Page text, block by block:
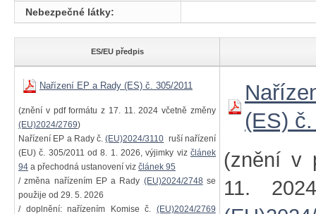
Nebezpečné látky:
ES/EU předpis
Nařízení EP a Rady (ES) č. 305/2011
(znění v pdf formátu z 17. 11. 2024 včetně změny
(EU)2024/2769)
Nařízení EP a Rady č.(EU)2024/3110 ruší nařízení
(EU) č. 305/2011 od 8. 1. 2026, výjimky viz článek
94 a přechodná ustanovení viz článek 95
/ změna nařízením EP a Rady (EU)2024/2748 se
použije od 29. 5. 2026
/ doplnění: nařízením Komise č. (EU)2024/2769
(ES)
(znění v
11.